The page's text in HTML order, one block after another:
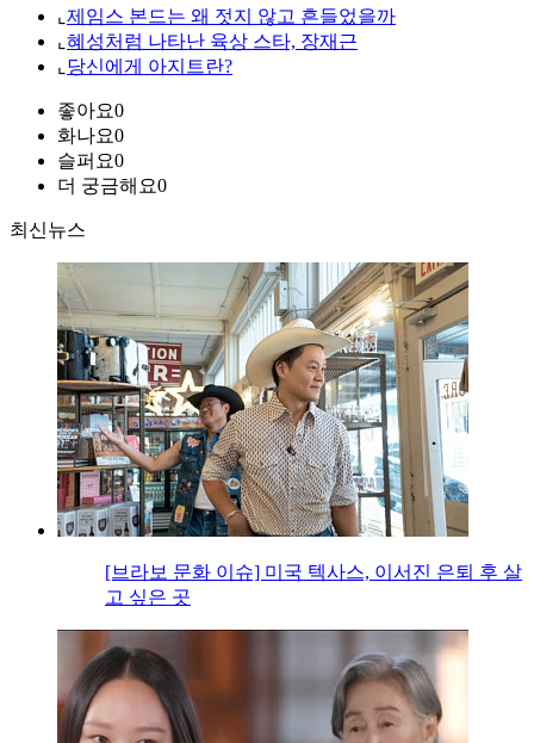
⌞ 제임스 본드는 왜 젓지 않고 흔들었을까
⌞ 혜성처럼 나타난 육상 스타, 장재근
⌞ 당신에게 아지트란?
좋아요0
화나요0
슬퍼요0
더 궁금해요0
최신뉴스
[브라보 문화 이슈] 미국 텍사스, 이서진 은퇴 후 살
고 싶은 곳